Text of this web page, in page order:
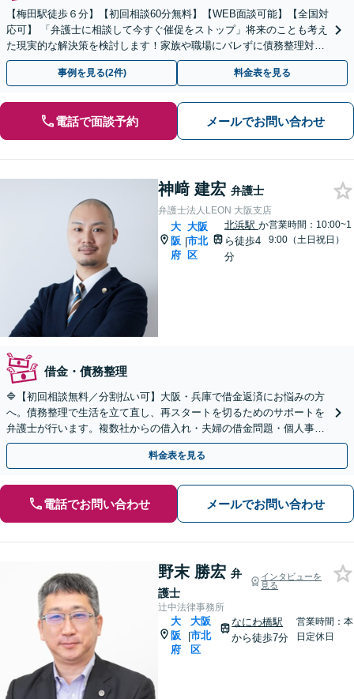
【梅田駅徒歩６分】【初回相談60分無料】【WEB面談可能】【全国対
応可】 「弁護士に相談して今すぐ催促をストップ」将来のことも考え
た現実的な解決策を検討します！家族や職場にバレずに債務整理対
応。破産などの相談も対応実績多数。
事例を見る(2件) 料金表を見る
電話で面談予約 メールでお問い合わせ
神﨑 建宏 弁護士
弁護士法人LEON 大阪支店
大
阪
府
|
大阪
市北
区
北浜駅か
ら徒歩4
分
営業時間：10:00~1
9:00（土日祝日）
借金・債務整理
🔷【初回相談無料／分割払い可】大阪・兵庫で借金返済にお悩みの方
へ。債務整理で生活を立て直し、再スタートを切るためのサポートを
弁護士が行います。複数社からの借入れ・夫婦の借金問題・個人事業
主など、幅広いケースに対応【北浜駅４分】【秘密厳守】
料金表を見る
電話でお問い合わせ メールでお問い合わせ
野末 勝宏 弁
護士
インタビューを
見る
辻中法律事務所
大
阪
府
|
大阪
市北
区
なにわ橋駅
から徒歩7分
営業時間：本
日定休日